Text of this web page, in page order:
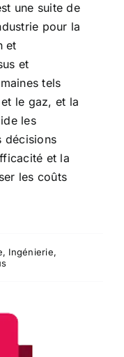
une suite de
pour la
et
et
tels
le gaz, et la
les
décisions
et la
les coûts
, Ingénierie,